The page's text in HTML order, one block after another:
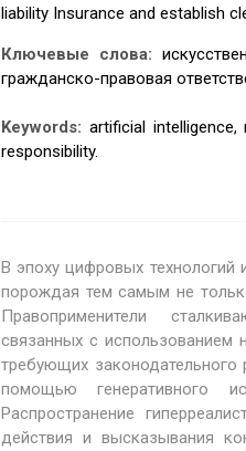
liability Insurance and establish
Ключевые слова:
гражданско-правовая
Keywords: artificial
responsibility.
В эпоху цифровых технологий
порождая тем самым не
Правоприменители
связанных с использованием
требующих
помощью генеративного
Распространение
действия и высказывания